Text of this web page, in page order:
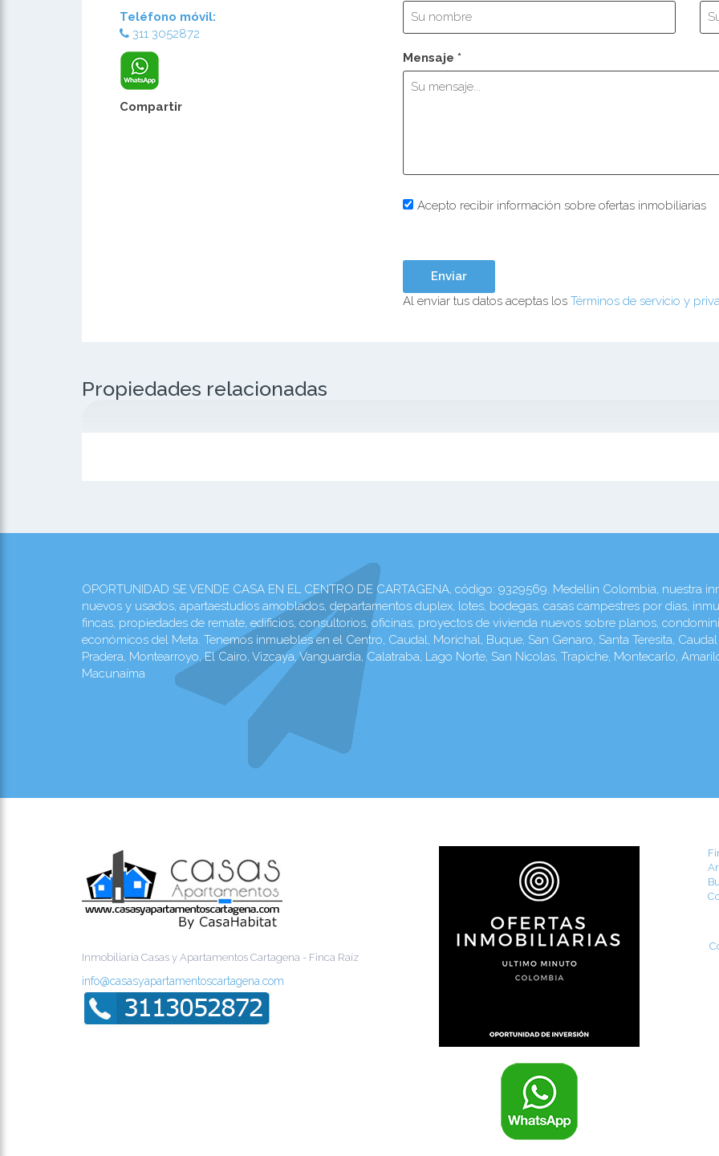
Teléfono móvil:
311 3052872
Compartir
Mensaje *
Acepto recibir información sobre ofertas inmobiliarias
Al enviar tus datos aceptas los Términos de servicio y
Propiedades relacionadas
OPORTUNIDAD SE VENDE CASA EN EL CENTRO DE CARTAGENA, código: 9329569. Medellin Colombia, nuestra
nuevos y usados, apartaestudios amoblados, departamentos duplex, lotes, bodegas, casas campestres por dias,
fincas, propiedades de remate, edificios, consultorios, oficinas, proyectos de vivienda nuevos sobre planos,
económicos del Meta. Tenemos inmuebles en el Centro, Caudal, Morichal, Buque, San Genaro, Santa Teresita,
Pradera, Montearroyo, El Cairo, Vizcaya, Vanguardia, Calatraba, Lago Norte, San Nicolas, Trapiche, Montecarlo,
Macunaíma
Inmobiliaria Casas y Apartamentos Cartagena - Finca Raíz
info@casasyapartamentoscartagena.com